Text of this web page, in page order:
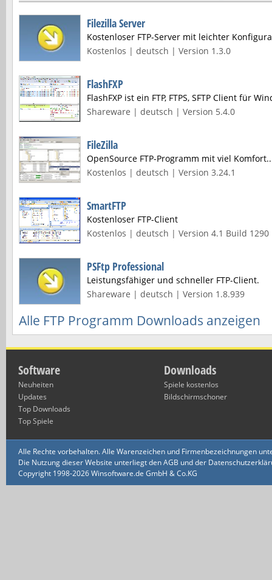
Filezilla Server
Kostenloser FTP-Server mit leichter
Kostenlos | deutsch | Version 1.3.0
FlashFXP
FlashFXP ist ein FTP, FTPS, SFTP Client für
Shareware | deutsch | Version 5.4.0
FileZilla
OpenSource FTP-Programm mit viel
Kostenlos | deutsch | Version 3.24.1
SmartFTP
Kostenloser FTP-Client
Kostenlos | deutsch | Version 4.1 Build 1290
PSFtp Professional
Leistungsfähiger und schneller FTP-Client.
Shareware | deutsch | Version 1.8.939
Alle FTP Programm Downloads anzeigen
Software
Neuheiten
Updates
Top Downloads
Top Spiele
Downloads
Spiele kostenlos
Bildschirmschoner
Alle Rechte vorbehalten. Alle Warenzeichen und Firmenbezeichnungen
Die Nutzung dieser Website unterliegt den AGB und der
Copyright 1998-2026 Winsoftware.de GmbH & Co.KG